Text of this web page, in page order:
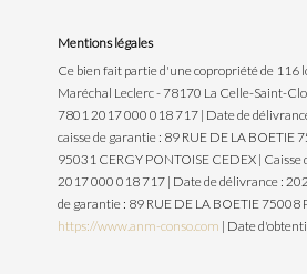
Mentions légales
Ce bien fait partie d'une copropriété de 116
Maréchal Leclerc - 78170 La Celle-Saint-
7801 2017 000 018 717 | Date de
caisse de garantie : 89 RUE DE LA
95031 CERGY PONTOISE CEDEX |
2017 000 018 717 | Date de délivrance :
de garantie : 89 RUE DE LA BOETIE
https://www.anm-conso.com | Date